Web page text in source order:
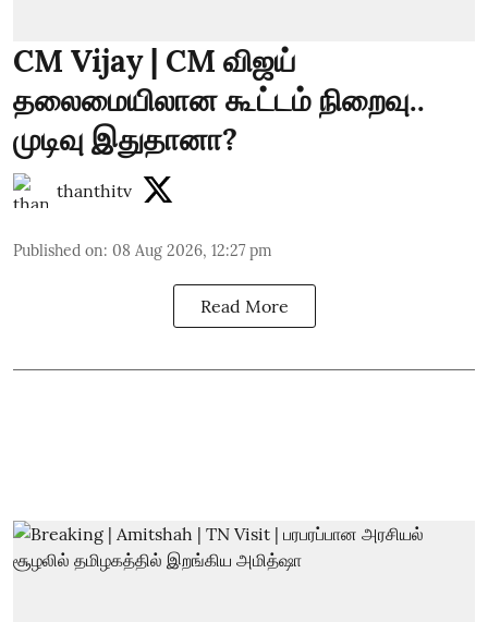
CM Vijay | CM விஜய்
தலைமையிலான கூட்டம் நிறைவு..
முடிவு இதுதானா?
thanthitv
Published on: 08 Aug 2026, 12:27 pm
Read More